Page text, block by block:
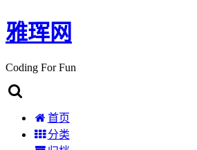
雅珲网
Coding For Fun
首页
分类